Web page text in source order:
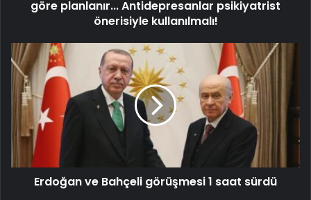
göre planlanır... Antidepresanlar psikiyatrist
önerisiyle kullanılmalı!
Erdoğan ve Bahçeli görüşmesi 1 saat sürdü